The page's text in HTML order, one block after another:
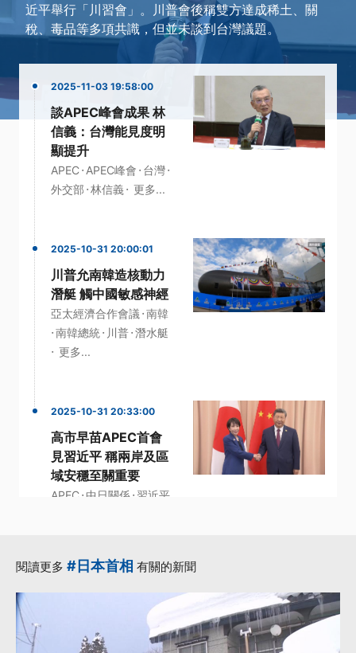
近平舉行「川習會」。川普會後稱雙方達成稀土、關
稅、毒品等多項共識，但並未談到台灣議題。
2025-11-03 19:58:00
談APEC峰會成果 林
信義：台灣能見度明
顯提升
APEC· APEC峰會 · 台灣·
外交部 ·林信義· 更多...
2025-10-31 20:00:01
川普允南韓造核動力
潛艇 觸中國敏感神經
亞太經濟合作會議 ·南韓
·南韓總統· 川普·潛水艇
· 更多...
2025-10-31 20:33:00
高市早苗APEC首會
見習近平 稱兩岸及區
域安穩至關重要
APEC·中日關係· 習近平
閱讀更多 #日本首相 有關的新聞